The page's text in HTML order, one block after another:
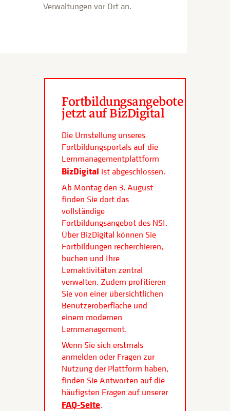
Verwaltungen vor Ort an.
Fortbildungsangebote
jetzt auf BizDigital
Die Umstellung unseres
Fortbildungsportals auf die
Lernmanagementplattform
BizDigital ist abgeschlossen.
Ab Montag den 3. August
finden Sie dort das
vollständige
Fortbildungsangebot des NSI.
Über BizDigital können Sie
Fortbildungen recherchieren,
buchen und Ihre
Lernaktivitäten zentral
verwalten. Zudem profitieren
Sie von einer übersichtlichen
Benutzeroberfläche und
einem modernen
Lernmanagement.
Wenn Sie sich erstmals
anmelden oder Fragen zur
Nutzung der Plattform haben,
finden Sie Antworten auf die
häufigsten Fragen auf unserer
FAQ-Seite.